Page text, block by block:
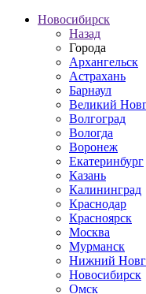
Новосибирск
Назад
Города
Архангельск
Астрахань
Барнаул
Великий
Волгоград
Вологда
Воронеж
Екатеринбург
Казань
Калининград
Краснодар
Красноярск
Москва
Мурманск
Нижний
Новосибирск
Омск